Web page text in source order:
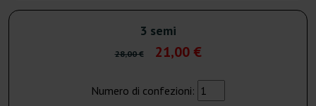
3 semi
28,00 € 21,00 €
Numero di confezioni: